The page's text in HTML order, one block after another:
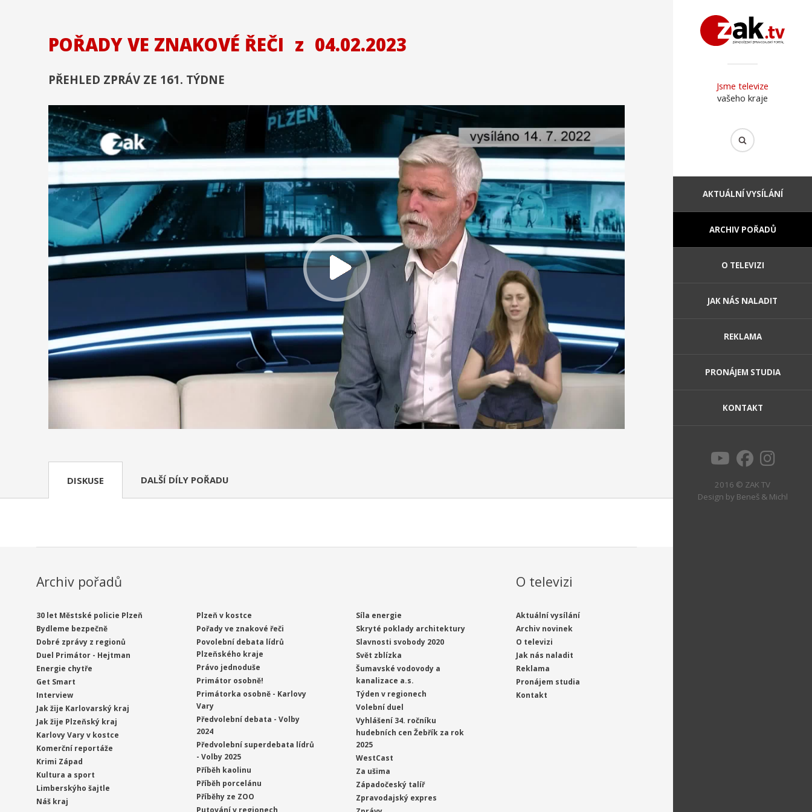
Jsme televize
vašeho kraje
AKTUÁLNÍ VYSÍLÁNÍ
ARCHIV POŘADŮ
O TELEVIZI
JAK NÁS NALADIT
REKLAMA
PRONÁJEM STUDIA
KONTAKT
2016 © ZAK TV
Design by Beneš & Michl
POŘADY VE ZNAKOVÉ ŘEČI z 04.02.2023
PŘEHLED ZPRÁV ZE 161. TÝDNE
DISKUSE DALŠÍ DÍLY POŘADU
Archiv pořadů
30 let Městské policie Plzeň
Bydleme bezpečně
Dobré zprávy z regionů
Duel Primátor - Hejtman
Energie chytře
Get Smart
Interview
Jak žije Karlovarský kraj
Jak žije Plzeňský kraj
Karlovy Vary v kostce
Komerční reportáže
Krimi Západ
Kultura a sport
Limberskýho šajtle
Náš kraj
Plzeň v kostce
Pořady ve znakové řeči
Povolební debata lídrů
Plzeňského kraje
Právo jednoduše
Primátor osobně!
Primátorka osobně - Karlovy
Vary
Předvolební debata - Volby
2024
Předvolební superdebata lídrů
- Volby 2025
Příběh kaolinu
Příběh porcelánu
Příběhy ze ZOO
Síla energie
Skryté poklady architektury
Slavnosti svobody 2020
Svět zblízka
Šumavské vodovody a
kanalizace a.s.
Týden v regionech
Volební duel
Vyhlášení 34. ročníku
hudebních cen Žebřík za rok
2025
WestCast
Za ušima
Západočeský talíř
Zpravodajský expres
O televizi
Aktuální vysílání
Archiv novinek
O televizi
Jak nás naladit
Reklama
Pronájem studia
Kontakt